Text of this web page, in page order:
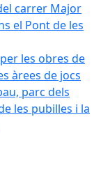
carrer Major
el Pont de les
les obres de
àrees de jocs
parc dels
les pubilles i la